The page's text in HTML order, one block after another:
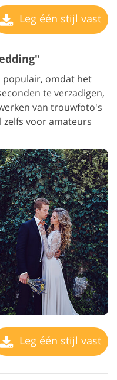
Leg één stijl vast
populair, omdat het
te verzadigen,
van trouwfoto's
zelfs voor amateurs
Leg één stijl vast